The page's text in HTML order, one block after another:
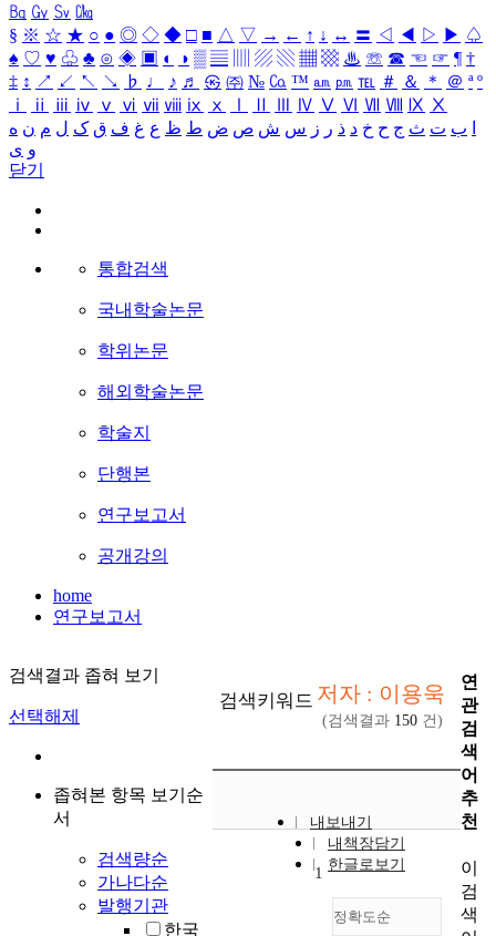
㏃ ㏉ ㏜ ㏆
§ ※ ☆ ★ ○ ● ◎ ◇ ◆ □ ■ △ ▽ → ← ↑ ↓ ↔ 〓 ◁ ◀ ▷ ▶ ♤
♠ ♡ ♥ ♧ ♣ ⊙ ◈ ▣ ◐ ◑ ▒ ▤ ▨ ▧ ▦ ▩ ♨ ☏ ☎ ☜ ☞ ¶ †
‡ ↕ ↗ ↙ ↖ ↘ ♭ ♩ ♪ ♬ ㉿ ㈜ № ㏇ ™ ㏂ ㏘ ℡ ＃ ＆ ＊ ＠ ª º
ⅰ
ⅱ ⅲ ⅳ ⅴ ⅵ ⅶ ⅷ ⅸ ⅹ Ⅳ Ⅴ Ⅵ Ⅶ Ⅷ Ⅸ Ⅹ
ب ت ث ج ح خ د ذ ر ز س ش ص ض ط ظ ع غ ف ق ک ل م ن ه
و ی
닫기
통합검색
국내학술논문
학위논문
해외학술논문
학술지
단행본
연구보고서
공개강의
home
연구보고서
검색결과 좁혀 보기
선택해제
좁혀본 항목 보기순
서
검색량순
가나다순
발행기관
한국
검색키워드 저자 : 이용욱
(검색결과 150 건)
내보내기
내책장담기
한글로보기
정확도순
1
연
관
검
색
어
추
천
이
검
색